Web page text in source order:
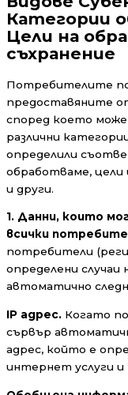
Категории
Цели на
съхранение
Потребителите
предоставяните
според което може
различни
определили
обработваме, цели
и други.
1. Данни, които
всички
потребители
определени
автоматично
IP адрес. Когато
сървър
адрес, който е
интернет услуги и